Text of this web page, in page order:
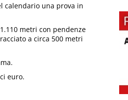
calendario una prova in
metri con pendenze
a circa 500 metri
euro.